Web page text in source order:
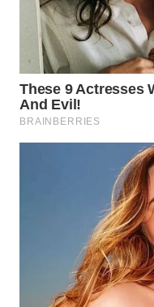
JURNAL
MARITIM
HUMBANG
NEWS
NEWS